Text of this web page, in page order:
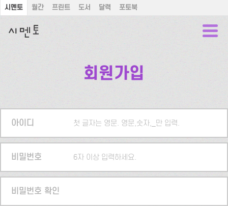
시멘토 월간 프린트 도서 달력 포토북
회원가입
아이디 첫 글자는 영문. 영문,숫자,_만 입력.
비밀번호 6자 이상 입력하세요.
비밀번호 확인